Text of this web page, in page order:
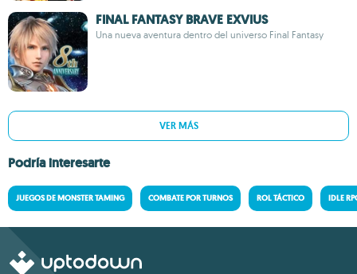
FINAL FANTASY BRAVE EXVIUS
Una nueva aventura dentro del universo Final Fantasy
VER MÁS
Podría interesarte
JUEGOS DE MONSTER TAMING COMBATE POR TURNOS ROL TÁCTICO IDLE